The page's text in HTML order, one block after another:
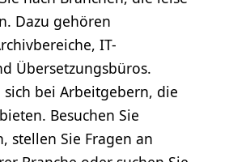
Dazu gehören
IT-
Übersetzungsbüros.
sich bei Arbeitgebern, die
Besuchen Sie
, stellen Sie Fragen an